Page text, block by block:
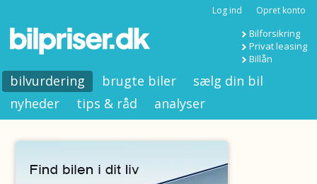
Log ind Opret konto
Bilforsikring
Privat leasing
Billån
bilvurdering brugte biler
sælg din bil
nyheder
tips & råd analyser